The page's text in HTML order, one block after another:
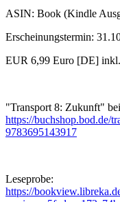
ASIN:‎ Book (Kindle
Erscheinungstermin:
EUR 6,99 Euro [DE]
"Transport 8: Zukunft"
https://buchshop.bod.de/
9783695143917
Leseprobe:
https://